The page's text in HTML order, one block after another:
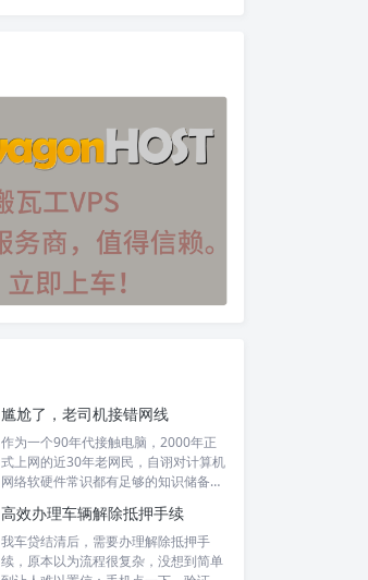
尴尬了，老司机接错网线
作为一个90年代接触电脑，2000年正
式上网的近30年老网民，自诩对计算机
网络软硬件常识都有足够的知识储备，
高效办理车辆解除抵押手续
我车贷结清后，需要办理解除抵押手
续，原本以为流程很复杂，没想到简单